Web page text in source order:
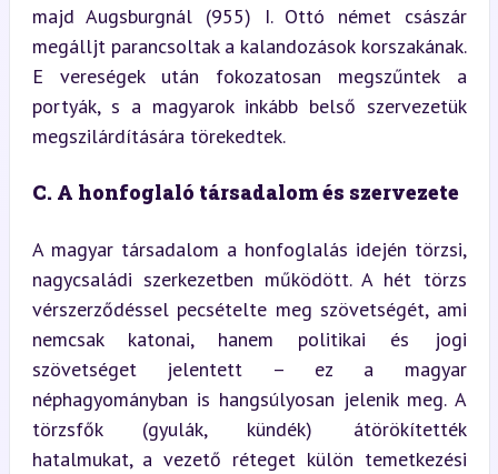
majd Augsburgnál (955) I. Ottó német császár
megálljt parancsoltak a kalandozások korszakának.
E vereségek után fokozatosan megszűntek a
portyák, s a magyarok inkább belső szervezetük
megszilárdítására törekedtek.
C. A honfoglaló társadalom és szervezete
A magyar társadalom a honfoglalás idején törzsi,
nagycsaládi szerkezetben működött. A hét törzs
vérszerződéssel pecsételte meg szövetségét, ami
nemcsak katonai, hanem politikai és jogi
szövetséget jelentett – ez a magyar
néphagyományban is hangsúlyosan jelenik meg. A
törzsfők (gyulák, kündék) átörökítették
hatalmukat, a vezető réteget külön temetkezési